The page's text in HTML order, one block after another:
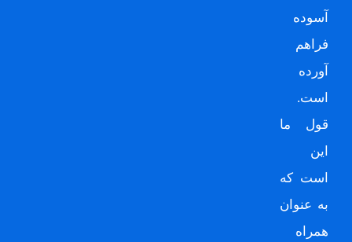
آسوده
فراهم
آورده
است.
قول ما
این
است که
به عنوان
همراه